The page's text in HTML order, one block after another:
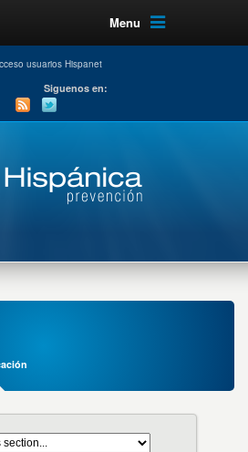
Menu
usuarios Hispanet
Siguenos en: